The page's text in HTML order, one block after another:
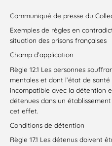
Communiqué de presse du
Exemples de règles en
situation des prisons françaises
Champ d’application
Règle 12.1 Les personnes
mentales et dont l’état de
incompatible avec la détention
détenues dans un
cet effet.
Conditions de détention
Règle 17.1 Les détenus doivent